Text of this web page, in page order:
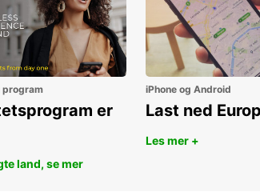
program
er
land, se mer
iPhone og Android
Last ned
Les mer +